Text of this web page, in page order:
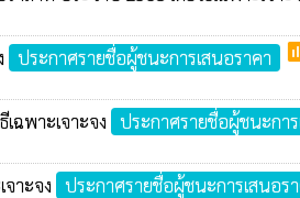
ประกาศรายชื่อผู้ชนะการเสนอราคา
ฉพาะเจาะจง ประกาศรายชื่อผู้ชนะกา
าะจง ประกาศรายชื่อผู้ชนะการเสนอร